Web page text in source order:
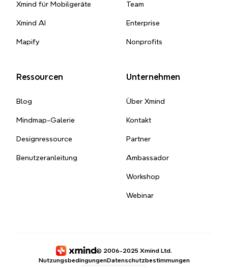
Xmind für Mobilgeräte
Xmind AI
Mapify
Team
Enterprise
Nonprofits
Ressourcen
Blog
Mindmap-Galerie
Designressource
Benutzeranleitung
Unternehmen
Über Xmind
Kontakt
Partner
Ambassador
Workshop
Webinar
© 2006-2025 Xmind Ltd.
NutzungsbedingungenDatenschutzbestimmungen